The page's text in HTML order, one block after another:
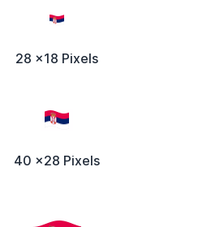
28 x18 Pixels
40 x28 Pixels